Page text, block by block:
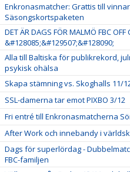
Enkronasmatcher: Grattis till
Säsongskortspaketen
DET ÄR DAGS FÖR MALMÖ FBC OFF
&#128085;&#129507;&#128090;
Alla till Baltiska för publikrekord,
psykisk ohälsa
Skapa stämning vs. Skoghalls 11/
SSL-damerna tar emot PIXBO 3/12
Fri entré till Enkronasmatcherna
After Work och innebandy i
Dags för superlördag -
FBC-familjen